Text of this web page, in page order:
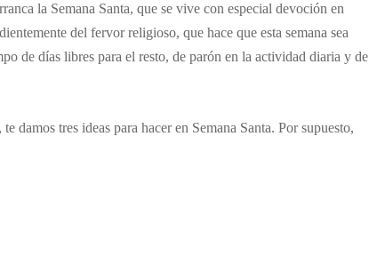
la Semana Santa, que se vive con especial devoción en
del fervor religioso, que hace que esta semana sea
de días libres para el resto, de parón en la actividad diaria y de
damos tres ideas para hacer en Semana Santa. Por supuesto,